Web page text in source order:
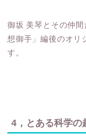
御坂 美琴とその仲
想御手」編後のオリ
す。
4，とある科学の